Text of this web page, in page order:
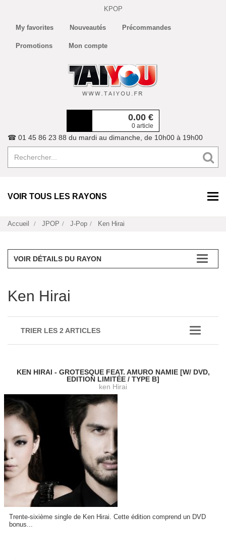
KPOP
My favorites Nouveautés Précommandes
Promotions Mon compte
0.00 €
0 article
☎ 01 45 86 23 88 du mardi au dimanche, de 10h00 à 19h00
VOIR TOUS LES RAYONS
Accueil JPOP J-Pop Ken Hirai
VOIR DÉTAILS DU RAYON
Ken Hirai
TRIER LES 2 ARTICLES
KEN HIRAI - GROTESQUE FEAT. AMURO NAMIE [W/ DVD,
EDITION LIMITÉE / TYPE B]
ken Hirai
Trente-sixième single de Ken Hirai. Cette édition comprend un DVD
bonus...